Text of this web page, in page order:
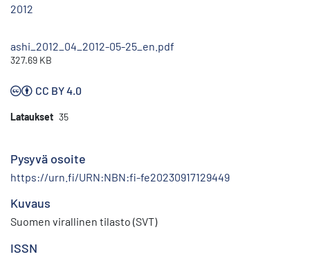
2012
ashi_2012_04_2012-05-25_en.pdf
327.69 KB
CC BY 4.0
Lataukset 35
Pysyvä osoite
https://urn.fi/URN:NBN:fi-fe20230917129449
Kuvaus
Suomen virallinen tilasto (SVT)
ISSN